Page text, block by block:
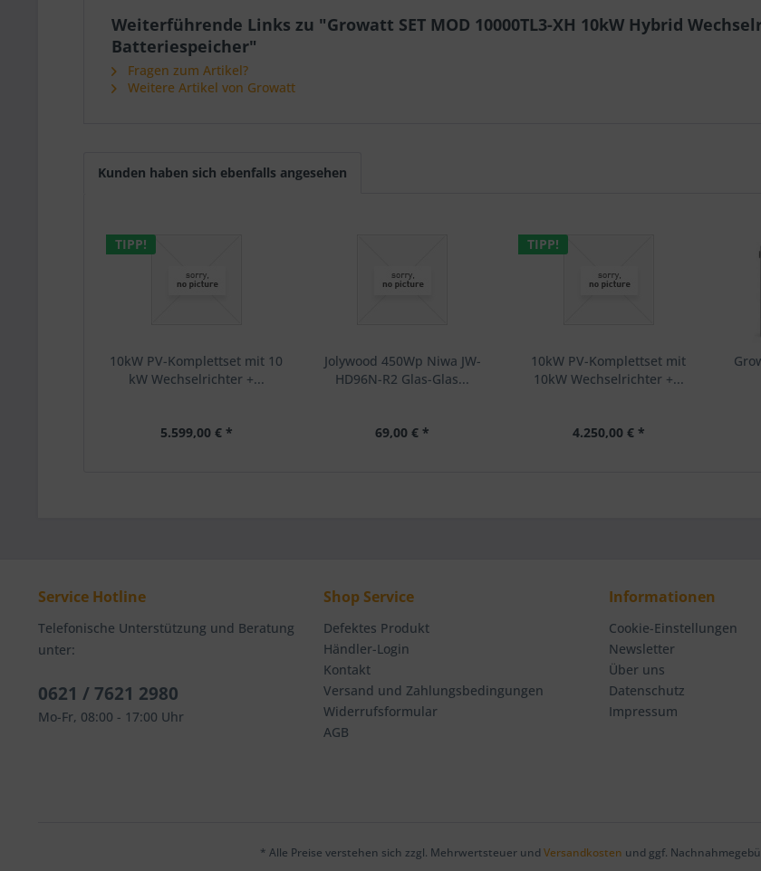
Weiterführende Links zu "Growatt SET MOD 10000TL3-XH 10kW Hybrid
Batteriespeicher"
Fragen zum Artikel?
Weitere Artikel von Growatt
Kunden haben sich ebenfalls angesehen
TIPP!
10kW PV-Komplettset mit 10
kW Wechselrichter +...
5.599,00 € *
Jolywood 450Wp Niwa JW-
HD96N-R2 Glas-Glas...
69,00 € *
TIPP!
10kW PV-Komplettset mit
10kW Wechselrichter +...
4.250,00 € *
Service Hotline
Telefonische Unterstützung und Beratung
unter:
0621 / 7621 2980
Mo-Fr, 08:00 - 17:00 Uhr
Shop Service
Defektes Produkt
Händler-Login
Kontakt
Versand und Zahlungsbedingungen
Widerrufsformular
AGB
Informationen
Cookie-Einstellungen
Newsletter
Über uns
Datenschutz
Impressum
* Alle Preise verstehen sich zzgl. Mehrwertsteuer und Versandkosten und ggf.